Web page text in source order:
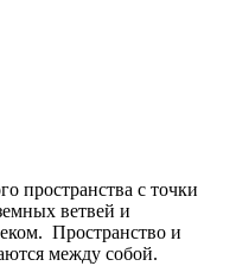
пространства с точки
ветвей и
Пространство и
между собой.